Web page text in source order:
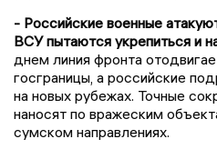
- Российские военные
ВСУ пытаются укрепиться и
днем линия фронта
госграницы, а российские
на новых рубежах. Точные
наносят по вражеским
сумском направлениях.